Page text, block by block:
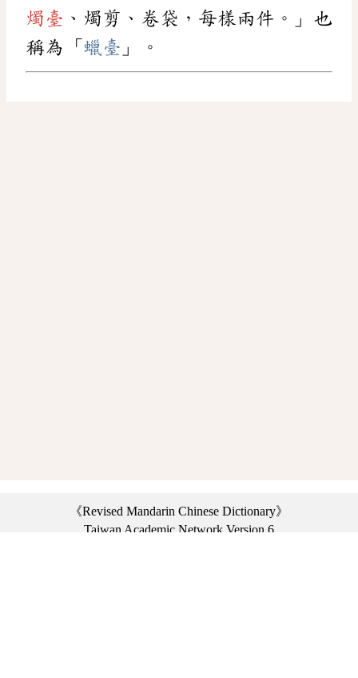
燭臺 、燭剪、卷袋，每樣兩件。」也
稱為「 蠟臺 」。
《Revised Mandarin Chinese Dictionary》
Taiwan Academic Network Version 6